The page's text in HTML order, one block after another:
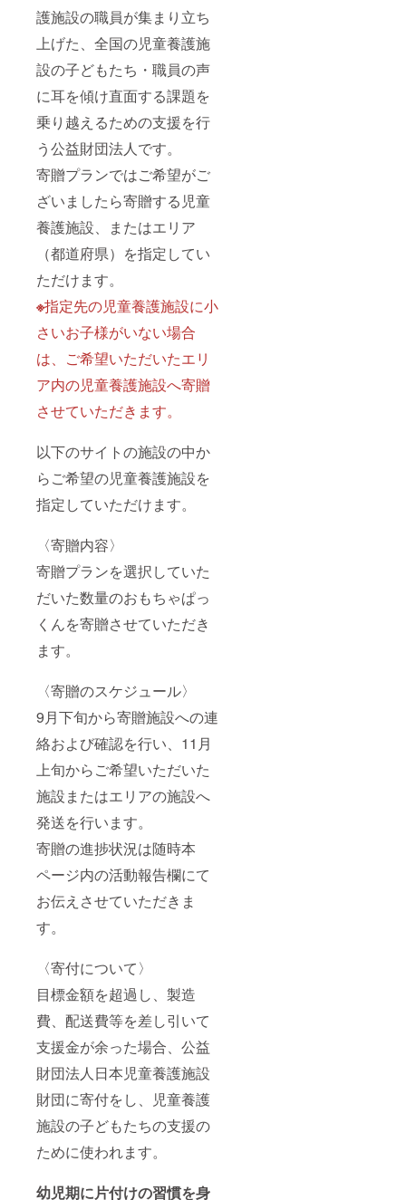
護施設の職員が集まり立ち
上げた、全国の児童養護施
設の子どもたち・職員の声
に耳を傾け直面する課題を
乗り越えるための支援を行
う公益財団法人です。
寄贈プランではご希望がご
ざいましたら寄贈する児童
養護施設、またはエリア
（都道府県）を指定してい
ただけます。
※指定先の児童養護施設に小
さいお子様がいない場合
は、ご希望いただいたエリ
ア内の児童養護施設へ寄贈
させていただきます。
以下のサイトの施設の中か
らご希望の児童養護施設を
指定していただけます。
〈寄贈内容〉
寄贈プランを選択していた
だいた数量のおもちゃぱっ
くんを寄贈させていただき
ます。
〈寄贈のスケジュール〉
9月下旬から寄贈施設への連
絡および確認を行い、11月
上旬からご希望いただいた
施設またはエリアの施設へ
発送を行います。
寄贈の進捗状況は随時本
ページ内の活動報告欄にて
お伝えさせていただきま
す。
〈寄付について〉
目標金額を超過し、製造
費、配送費等を差し引いて
支援金が余った場合、公益
財団法人日本児童養護施設
財団に寄付をし、児童養護
施設の子どもたちの支援の
ために使われます。
幼児期に片付けの習慣を身